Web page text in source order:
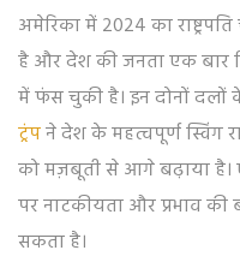
अमेरिका में 2024 का
है और देश की जनता एक बार
में फंस चुकी है। इन दोनों दलों
ट्रंपने देश के महत्वपूर्ण स्विंग
को मज़बूती से आगे बढ़ाया
पर नाटकीयता और प्रभाव की
सकता है।